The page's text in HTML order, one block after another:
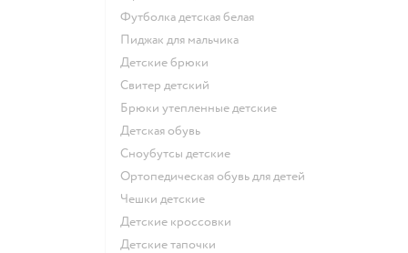
Футболка детская белая
Пиджак для мальчика
Детские брюки
Свитер детский
Брюки утепленные детские
Детская обувь
Сноубутсы детские
Ортопедическая обувь для детей
Чешки детские
Детские кроссовки
Детские тапочки